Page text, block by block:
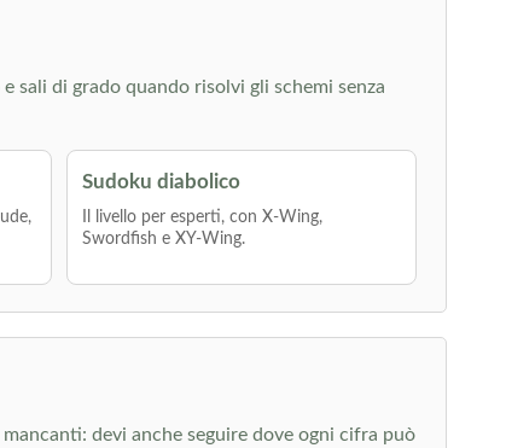
sali di grado quando risolvi gli schemi senza
Sudoku diabolico
Il livello per esperti, con X-Wing,
Swordfish e XY-Wing.
devi anche seguire dove ogni cifra può